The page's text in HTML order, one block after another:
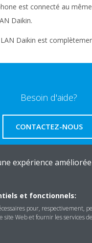
est connecté au
Daikin.
LAN Daikin est
Besoin d'aide?
CONTACTEZ-NOUS
expérience
et fonctionnels:
pour, respectivement,
site Web et fournir les services